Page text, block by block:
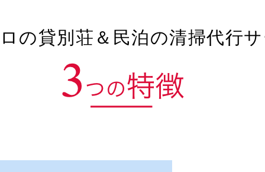
の貸別荘＆民泊の清掃代行